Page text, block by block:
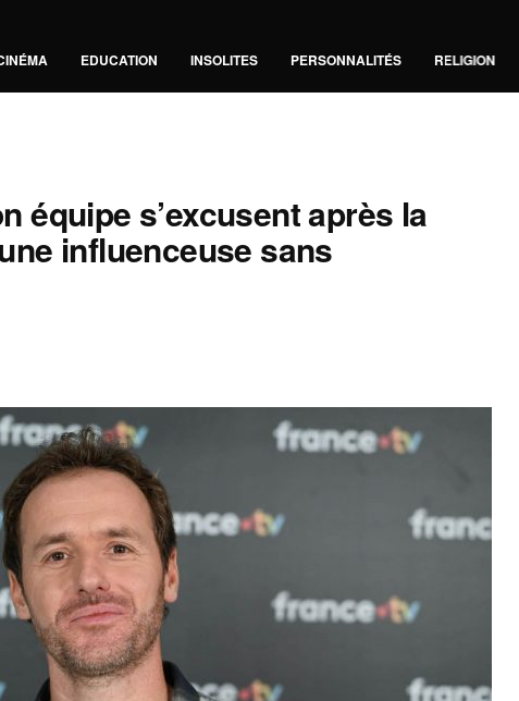
EDUCATION INSOLITES PERSONNALITÉS RELIGION
équipe s’excusent après la
influenceuse sans